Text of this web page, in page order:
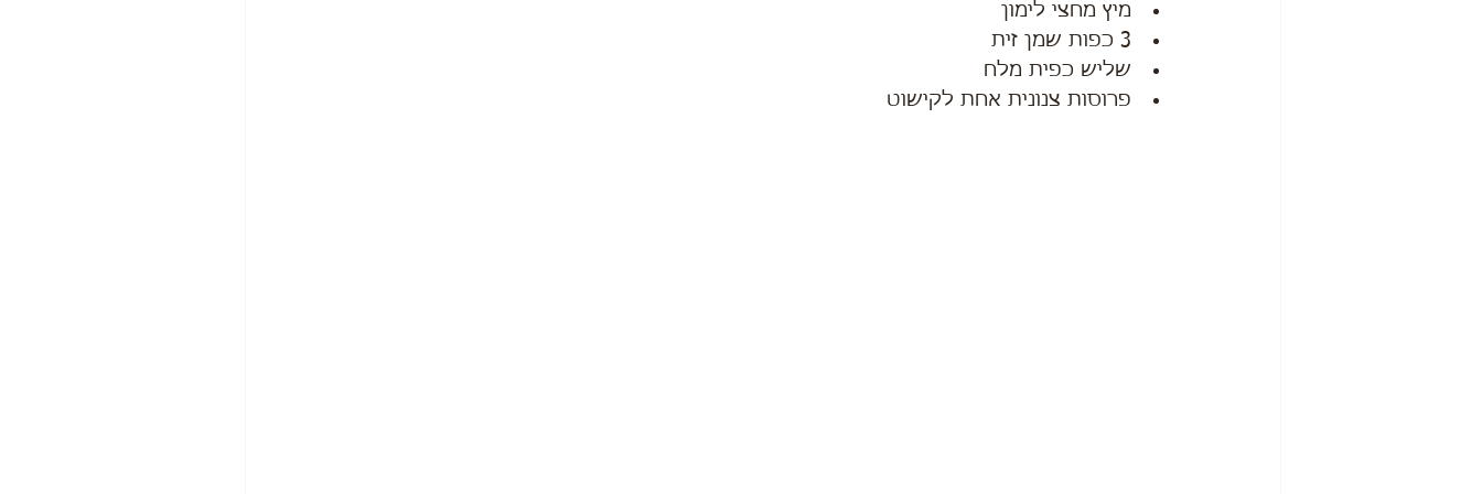
מיץ מחצי לימון
3 כפות שמן זית
שליש כפית מלח
פרוסות צנונית אחת לקישוט